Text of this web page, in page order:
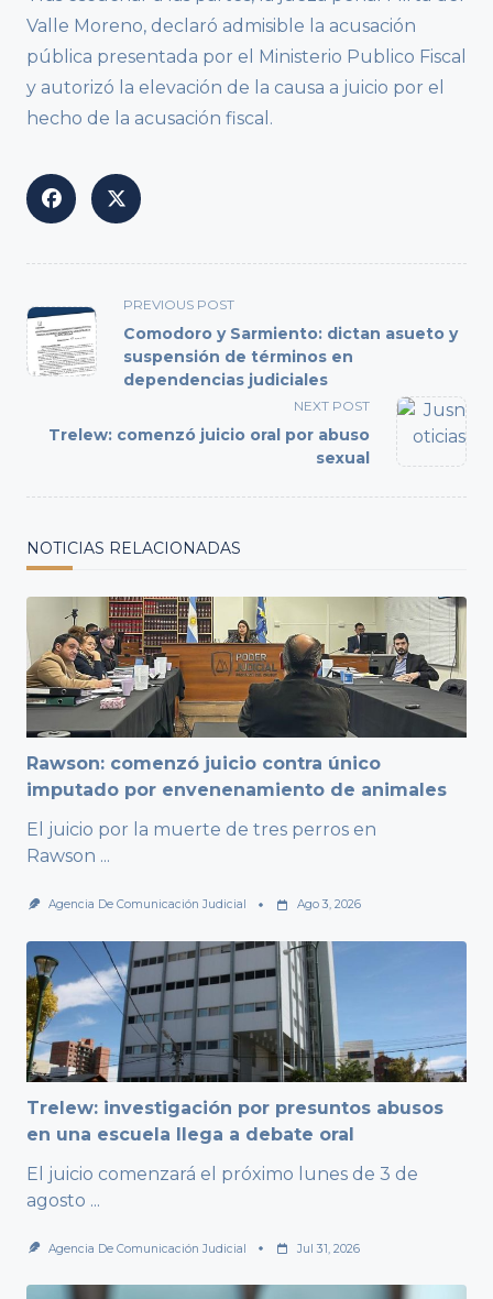
Valle Moreno, declaró admisible la acusación
pública presentada por el Ministerio Publico Fiscal
y autorizó la elevación de la causa a juicio por el
hecho de la acusación fiscal.
<span
class="nav-
subtitle
screen-
text">Page</span>
PREVIOUS POST
Comodoro y Sarmiento: dictan asueto y
suspensión de términos en
dependencias judiciales
NEXT POST
Trelew: comenzó juicio oral por abuso
sexual
NOTICIAS RELACIONADAS
Rawson: comenzó juicio contra único
imputado por envenenamiento de animales
El juicio por la muerte de tres perros en
Rawson ...
Agencia De Comunicación Judicial Ago 3, 2026
Trelew: investigación por presuntos abusos
en una escuela llega a debate oral
El juicio comenzará el próximo lunes de 3 de
agosto ...
Agencia De Comunicación Judicial Jul 31, 2026